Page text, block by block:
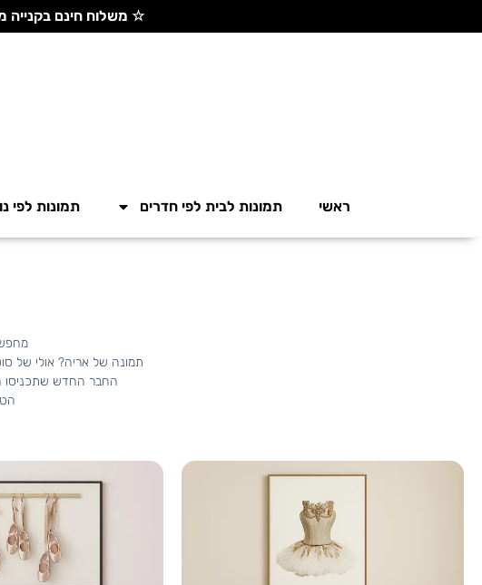
☆ משלוח חינם בקנייה מעל 300 ש"ח ☆ עסק כחול לבן שנמצא בחזית
ראשי תמונות לבית לפי חדרים תמונות לפי
תמונה של אריה? אולי של
החבר החדש שתכניסו